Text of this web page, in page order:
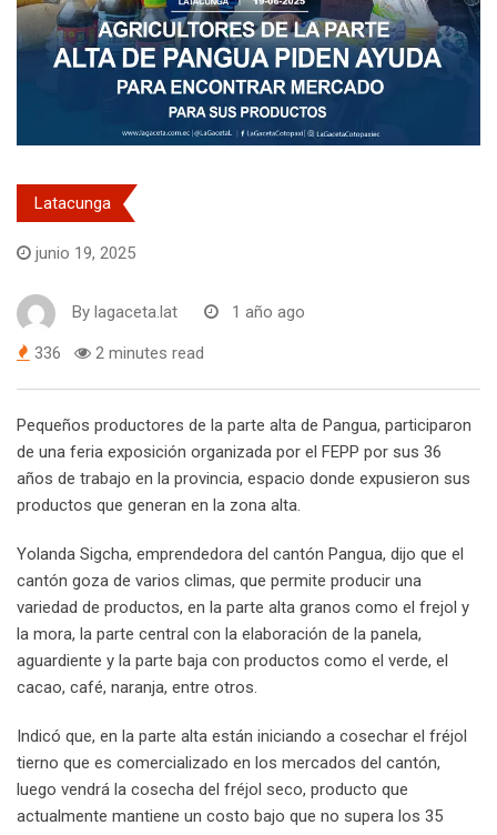
Latacunga
junio 19, 2025
By lagaceta.lat 1 año ago
336 2 minutes read
Pequeños productores de la parte alta de Pangua, participaron
de una feria exposición organizada por el FEPP por sus 36
años de trabajo en la provincia, espacio donde expusieron sus
productos que generan en la zona alta.
Yolanda Sigcha, emprendedora del cantón Pangua, dijo que el
cantón goza de varios climas, que permite producir una
variedad de productos, en la parte alta granos como el frejol y
la mora, la parte central con la elaboración de la panela,
aguardiente y la parte baja con productos como el verde, el
cacao, café, naranja, entre otros.
Indicó que, en la parte alta están iniciando a cosechar el fréjol
tierno que es comercializado en los mercados del cantón,
luego vendrá la cosecha del fréjol seco, producto que
actualmente mantiene un costo bajo que no supera los 35